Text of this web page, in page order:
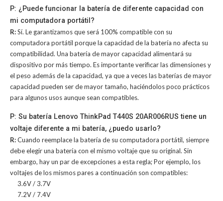
P: ¿Puede funcionar la batería de diferente capacidad con
mi computadora portátil?
R:Sí. Le garantizamos que será 100% compatible con su
computadora portátil porque la capacidad de la batería no afecta su
compatibilidad. Una batería de mayor capacidad alimentará su
dispositivo por más tiempo. Es importante verificar las dimensiones y
el peso además de la capacidad, ya que a veces las baterías de mayor
capacidad pueden ser de mayor tamaño, haciéndolos poco prácticos
para algunos usos aunque sean compatibles.
P: Su batería Lenovo ThinkPad T440S 20AR006RUS tiene un
voltaje diferente a mi batería, ¿puedo usarlo?
R:Cuando reemplace la batería de su computadora portátil, siempre
debe elegir una batería con el mismo voltaje que su original. Sin
embargo, hay un par de excepciones a esta regla; Por ejemplo, los
voltajes de los mismos pares a continuación son compatibles:
3.6V / 3.7V
7.2V / 7.4V